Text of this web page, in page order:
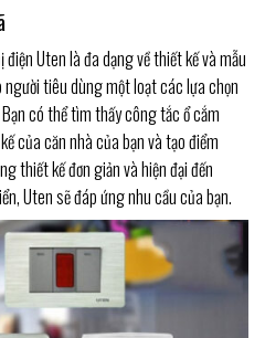
Uten là đa dạng về thiết kế và mẫu
tiêu dùng một loạt các lựa chọn
có thể tìm thấy công tắc ổ cắm
của căn nhà của bạn và tạo điểm
thiết kế đơn giản và hiện đại đến
Uten sẽ đáp ứng nhu cầu của bạn.